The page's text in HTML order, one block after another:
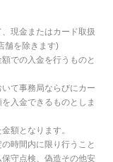
現金またはカード取扱
舗を除きます)
での入金を行うものと
て事務局ならびにカー
入金できるものとしま
額となります。
時間内に限り行うこと
守点検、偽造その他安